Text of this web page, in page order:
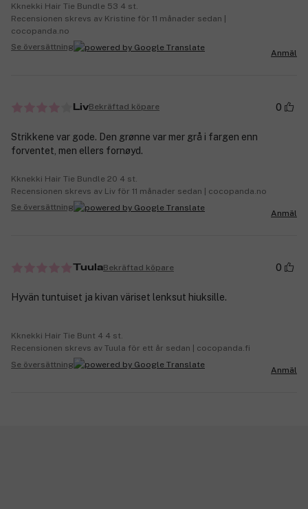
Kknekki Hair Tie Bundle 53 4 st.
Recensionen skrevs av Kristine för 11 månader sedan |
cocopanda.no
Se översättning
Anmäl
LivBekräftad köpare 0
Strikkene var gode. Den grønne var mer grå i fargen enn
forventet, men ellers fornøyd.
Kknekki Hair Tie Bundle 20 4 st.
Recensionen skrevs av Liv för 11 månader sedan | cocopanda.no
Se översättning
Anmäl
TuulaBekräftad köpare 0
Hyvän tuntuiset ja kivan väriset lenksut hiuksille.
Kknekki Hair Tie Bunt 4 4 st.
Recensionen skrevs av Tuula för ett år sedan | cocopanda.fi
Se översättning
Anmäl